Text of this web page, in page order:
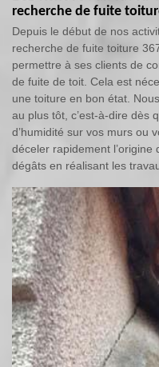
recherche de fuite
Depuis le début de nos
recherche de fuite toiture
permettre à ses clients de
de fuite de toit. Cela est
une toiture en bon état.
au plus tôt, c’est-à-dire dès
d’humidité sur vos murs ou
déceler rapidement l’origine
dégâts en réalisant les